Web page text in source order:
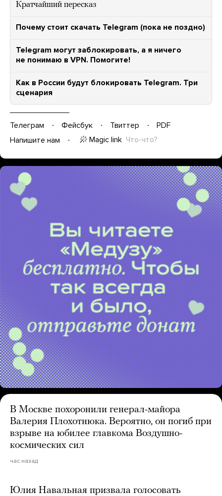
Кратчайший пересказ
Почему стоит скачать Telegram (пока не поздно)
Telegram могут заблокировать, а я ничего
не понимаю в VPN. Помогите!
Как в России будут блокировать Telegram. Три
сценария
Телеграм Фейсбук Твиттер
PDF
Напишите нам
Magic link Что-что?
В Москве похоронили генерал-майора
Валерия Плохотнюка. Вероятно, он погиб при
взрыве на юбилее главкома Воздушно-
космических сил
час назад
Юлия Навальная призвала голосовать